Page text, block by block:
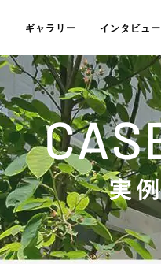
ギャラリー インタビュー